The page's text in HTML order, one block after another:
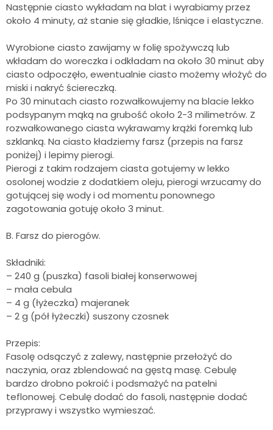
Następnie ciasto wykładam na blat i wyrabiamy przez
około 4 minuty, aż stanie się gładkie, lśniące i elastyczne.
Wyrobione ciasto zawijamy w folię spożywczą lub
wkładam do woreczka i odkładam na około 30 minut aby
ciasto odpoczęło, ewentualnie ciasto możemy włożyć do
miski i nakryć ściereczką.
Po 30 minutach ciasto rozwałkowujemy na blacie lekko
podsypanym mąką na grubość około 2-3 milimetrów. Z
rozwałkowanego ciasta wykrawamy krążki foremką lub
szklanką. Na ciasto kładziemy farsz (przepis na farsz
poniżej) i lepimy pierogi.
Pierogi z takim rodzajem ciasta gotujemy w lekko
osolonej wodzie z dodatkiem oleju, pierogi wrzucamy do
gotującej się wody i od momentu ponownego
zagotowania gotuję około 3 minut.
B. Farsz do pierogów.
Składniki:
– 240 g (puszka) fasoli białej konserwowej
– mała cebula
– 4 g (łyżeczka) majeranek
– 2 g (pół łyżeczki) suszony czosnek
Przepis:
Fasolę odsączyć z zalewy, następnie przełożyć do
naczynia, oraz zblendować na gęstą masę. Cebulę
bardzo drobno pokroić i podsmażyć na patelni
teflonowej. Cebulę dodać do fasoli, następnie dodać
przyprawy i wszystko wymieszać.